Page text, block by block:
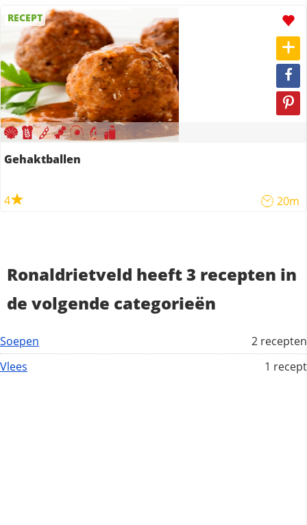
RECEPT
Gehaktballen
4 20m
Ronaldrietveld heeft 3 recepten in
de volgende categorieën
2 recepten
Soepen
1 recept
Vlees